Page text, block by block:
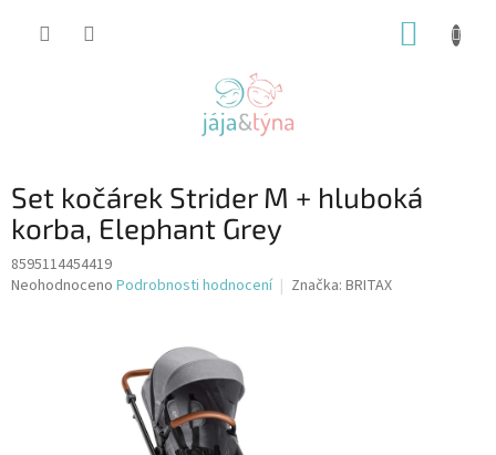
Set kočárek Strider M + hluboká
korba, Elephant Grey
8595114454419
Průměrné
Neohodnoceno Podrobnosti hodnocení Značka: BRITAX